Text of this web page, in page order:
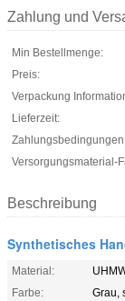
Zahlung und
Min Bestellmenge:
Preis:
Verpackung
Lieferzeit:
Versorgungsmaterial-
Beschreibung
Synthetisches
Material:
Farbe:
Grau,